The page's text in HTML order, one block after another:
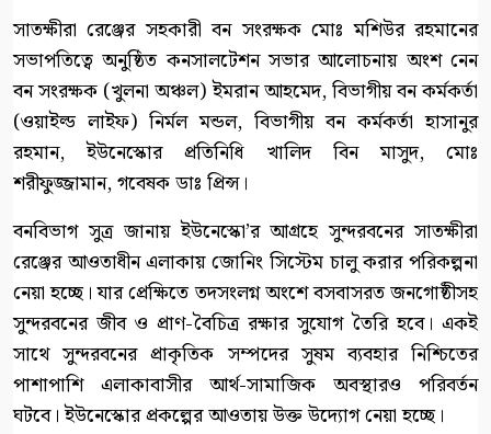
সাতক্ষীরা রেঞ্জের সহকারী বন সংরক্ষক মোঃ মশিউর রহমানের
সভাপতিত্বে অনুষ্ঠিত কনসালটেশন সভার আলোচনায় অংশ নেন
বন সংরক্ষক (খুলনা অঞ্চল) ইমরান আহমেদ, বিভাগীয় বন কর্মকর্তা
(ওয়াইল্ড লাইফ) নির্মল মন্ডল, বিভাগীয় বন কর্মকর্তা হাসানুর
রহমান, ইউনেস্কোর প্রতিনিধি খালিদ বিন মাসুদ, মোঃ
শরীফুজ্জামান, গবেষক ডাঃ প্রিন্স।
বনবিভাগ সুত্র জানায় ইউনেস্কো’র আগ্রহে সুন্দরবনের সাতক্ষীরা
রেঞ্জের আওতাধীন এলাকায় জোনিং সিস্টেম চালু করার পরিকল্পনা
নেয়া হচ্ছে। যার প্রেক্ষিতে তদসংলগ্ন অংশে বসবাসরত জনগোষ্ঠীসহ
সুন্দরবনের জীব ও প্রাণ-বৈচিত্র রক্ষার সুযোগ তৈরি হবে। একই
সাথে সুন্দরবনের প্রাকৃতিক সম্পদের সুষম ব্যবহার নিশ্চিতের
পাশাপাশি এলাকাবাসীর আর্থ-সামাজিক অবস্থারও পরিবর্তন
ঘটবে। ইউনেস্কোর প্রকল্পের আওতায় উক্ত উদ্যোগ নেয়া হচ্ছে।